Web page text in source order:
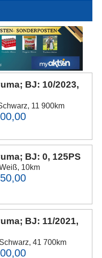
BJ: 10/2023,
11 900km
BJ: 0, 125PS
10km
BJ: 11/2021,
41 700km